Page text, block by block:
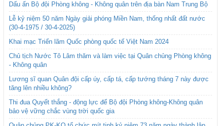
Dấu ấn Bộ đội Phòng không - Không quân trên địa bàn Nam Trung Bộ
Lễ kỷ niệm 50 năm Ngày giải phóng Miền Nam, thống nhất đất nước
(30-4-1975 / 30-4-2025)
Khai mạc Triển lãm Quốc phòng quốc tế Việt Nam 2024
Chủ tịch Nước Tô Lâm thăm và làm việc tại Quân chủng Phòng không
- Không quân
Lương sĩ quan Quân đội cấp úy, cấp tá, cấp tướng tháng 7 này được
tăng lên nhiều không?
Thi đua Quyết thắng - động lực để Bộ đội Phòng không-Không quân
bảo vệ vững chắc vùng trời quốc gia